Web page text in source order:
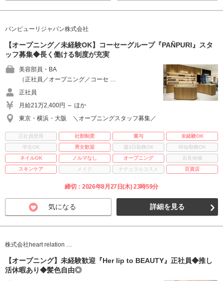
パンピューリジャパン株式会社
【オープニング／未経験OK】コーセーグループ『PAÑPURI』スタ
ッフ募集◆長く働ける制度が充実
美容部員・BA
（正社員／オープニング／コーセ …
正社員
月給21万2,400円 ～ ほか
東京・横浜・大阪 ＼オープニングスタッフ募集／
正社員登用 社割制度 賞与
未経験OK
学生OK
男女歓迎 週3日勤務OK
時短勤務OK
ネイルOK
ノルマなし オープニング
店長候補
スキンケア
メイク ナチュラルコスメ 百貨店
締切：2026年8月27日(木) 23時59分
気になる 詳細を見る
株式会社heart relation …
【オープニング】未経験歓迎『Her lip to BEAUTY』正社員◆推し
活休暇あり◆髪色自由◎